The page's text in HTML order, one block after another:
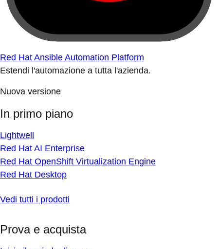
Red Hat Ansible Automation Platform
Estendi l'automazione a tutta l'azienda.
Nuova versione
In primo piano
Lightwell
Red Hat AI Enterprise
Red Hat OpenShift Virtualization Engine
Red Hat Desktop
Vedi tutti i prodotti
Prova e acquista